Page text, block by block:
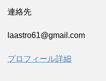
連絡先
laastro61@gmail.com
プロフィール詳細